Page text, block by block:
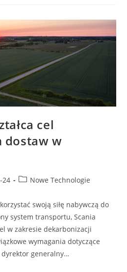
cel
dostaw w
24
PostNowe Technologie
swoją siłę nabywczą do
system transportu, Scania
w zakresie dekarbonizacji
wymagania dotyczące
generalny…